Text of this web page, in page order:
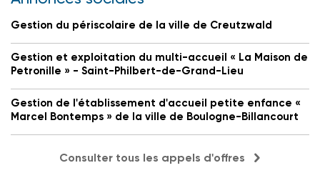
Gestion du périscolaire de la ville de Creutzwald
Gestion et exploitation du multi-accueil « La Maison de
Petronille » - Saint-Philbert-de-Grand-Lieu
Gestion de l'établissement d'accueil petite enfance «
Marcel Bontemps » de la ville de Boulogne-Billancourt
Consulter tous les appels d'offres